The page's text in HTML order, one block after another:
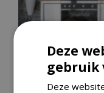
Deze
gebruik
Deze